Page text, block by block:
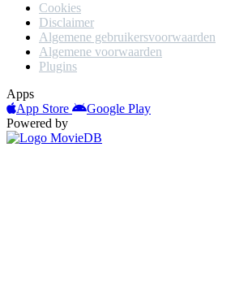
Cookies
Disclaimer
Algemene gebruikersvoorwaarden
Algemene voorwaarden
Plugins
Apps
App Store
Google Play
Powered by